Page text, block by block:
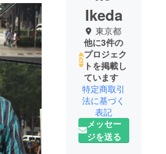
Ikeda
東京都
他に3件の
プロジェク
トを掲載し
ています
特定商取引
法に基づく
表記
メッセー
ジを送る